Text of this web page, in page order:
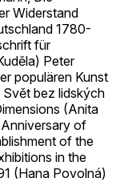
Widerstand
1780-
für
Peter
populären Kunst
Svět bez lidských
(Anita
of
of the
in the
(Hana Povolná)